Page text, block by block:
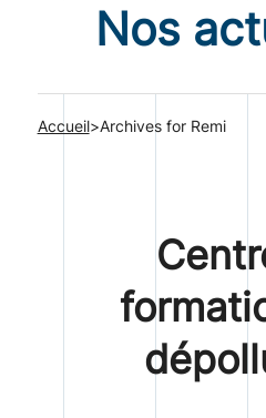
Nos
Accueil>Archives for Remi